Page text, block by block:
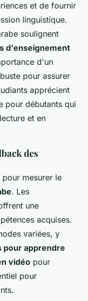
et de fournir
linguistique.
soulignent
d'enseignement
d'un
pour assurer
apprécient
pour débutants qui
et en
des
mesurer le
. Les
une
acquises.
variées, y
pour apprendre
vidéo pour
pour